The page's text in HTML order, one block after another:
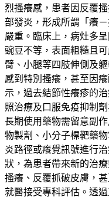
烈搔癢感，患者因反覆
部發炎，形成所謂「癢
嚴重。臨床上，病灶多
豌豆不等，表面粗糙且
臂、小腿等四肢伸側及
感到特別搔癢，甚至因
示，過去結節性癢疹的
照治療及口服免疫抑制
長期使用藥物需留意副
物製劑、小分子標靶藥
炎路徑或癢覺訊號進行
狀，為患者帶來新的治
搔癢、反覆抓破皮膚，
就醫接受專科評估。透